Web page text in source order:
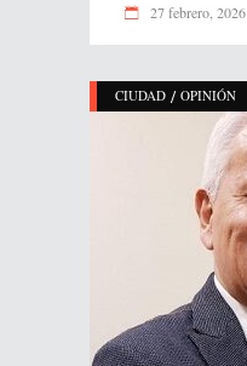
27 febrero, 2026
CIUDAD / OPINIÓN